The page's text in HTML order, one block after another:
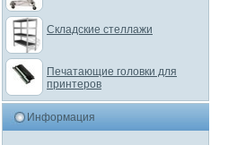
Складские стеллажи
Печатающие головки для
принтеров
Информация